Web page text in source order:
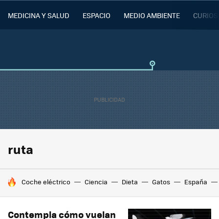
MEDICINA Y SALUD ESPACIO MEDIO AMBIENTE
ruta
HOY SE HABLA DE
Coche eléctrico Ciencia Dieta Gatos España
Contempla cómo vuelan